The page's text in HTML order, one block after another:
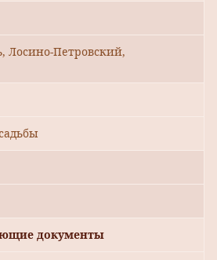
Лосино-Петровский,
документы